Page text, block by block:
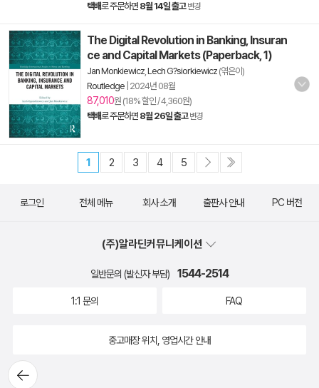
택배로 주문하면 8월 14일 출고 변경
The Digital Revolution in Banking, Insuran
ce and Capital Markets (Paperback, 1)
Jan Monkiewicz Lech G?siorkiewicz (엮은이)
Routledge 2024년 08월
87,010원 (18% 할인 / 4,360원)
택배로 주문하면 8월 26일 출고 변경
1 2 3 4 5
뒤로가
기
로그인 전체 메뉴 회사 소개 출판사 안내 PC 버전
(주)알라딘커뮤니케이션
일반문의 (발신자 부담) 1544-2514
1:1 문의 FAQ
중고매장 위치, 영업시간 안내